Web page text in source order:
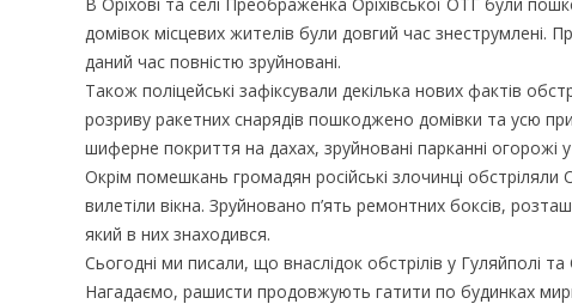
домівок місцевих жителів були довгий час знеструмлені.
даний час повністю зруйновані.
Також поліцейські зафіксували декілька нових фактів
розриву ракетних снарядів пошкоджено домівки та усю
шиферне покриття на дахах, зруйновані парканні огорожі
Окрім помешкань громадян російські злочинці обстріляли
вилетіли вікна. Зруйновано п’ять ремонтних боксів,
який в них знаходився.
Сьогодні ми писали, що внаслідок обстрілів у Гуляйполі та
Нагадаємо, рашисти продовжують гатити по будинках